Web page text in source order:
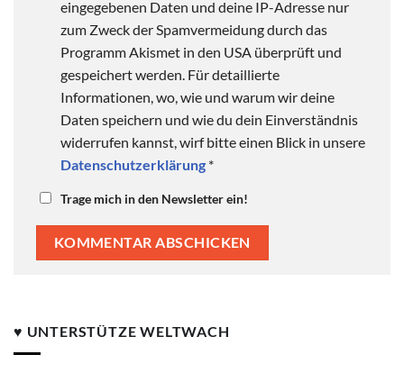
eingegebenen Daten und deine IP-Adresse nur
zum Zweck der Spamvermeidung durch das
Programm Akismet in den USA überprüft und
gespeichert werden. Für detaillierte
Informationen, wo, wie und warum wir deine
Daten speichern und wie du dein Einverständnis
widerrufen kannst, wirf bitte einen Blick in unsere
Datenschutzerklärung *
Trage mich in den Newsletter ein!
♥ UNTERSTÜTZE WELTWACH